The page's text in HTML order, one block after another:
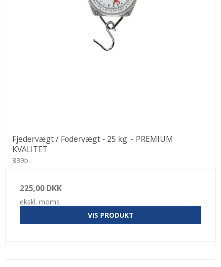
Fjedervægt / Fodervægt - 25 kg. - PREMIUM
KVALITET
839b
225,00 DKK
ekskl. moms
VIS PRODUKT